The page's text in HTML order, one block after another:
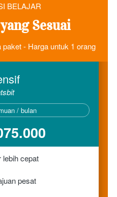
BELAJAR
Sesuai
- Harga untuk 1 orang
/ bulan
lebih cepat
pesat